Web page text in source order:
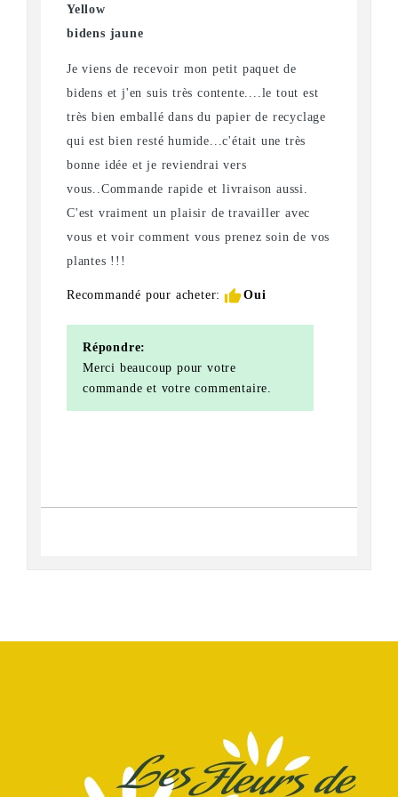
Yellow
bidens jaune
Je viens de recevoir mon petit paquet de
bidens et j'en suis très contente....le tout est
très bien emballé dans du papier de recyclage
qui est bien resté humide...c'était une très
bonne idée et je reviendrai vers
vous..Commande rapide et livraison aussi.
C'est vraiment un plaisir de travailler avec
vous et voir comment vous prenez soin de vos
plantes !!!
Recommandé pour acheter: thumb_upOui
Répondre:
Merci beaucoup pour votre
commande et votre commentaire.